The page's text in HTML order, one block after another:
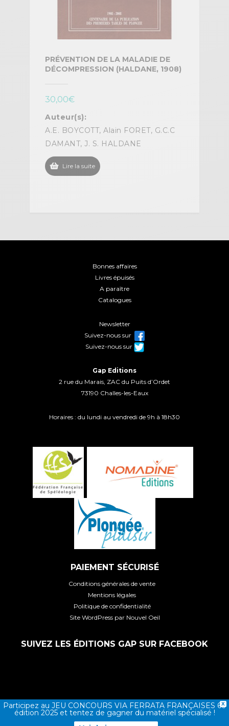
PRÉVENTION DE LA MALADIE DE
DÉCOMPRESSION (HALDANE, 1908)
30,00€
Auteur(s):
A.E. BOYCOTT, Alain FORET, G.C.C
DAMANT, J. S. HALDANE
Lire la suite
Bonnes affaires
Livres épuisés
A paraître
Catalogues
Newsletter
Suivez-nous sur
Suivez-nous sur
Gap Editions
2 rue du Marais, ZAC du Puits d’Ordet
73190 Challes-les-Eaux
Horaires : du lundi au vendredi de 9h à 18h30
PAIEMENT SÉCURISÉ
Conditions générales de vente
Mentions légales
Politique de confidentialité
Site WordPress par Nouvel Oeil
SUIVEZ LES ÉDITIONS GAP SUR FACEBOOK
X
Participez au JEU CONCOURS VIA FERRATA FRANÇAISES 6e
édition 2025 et tentez de gagner du matériel spécialisé !